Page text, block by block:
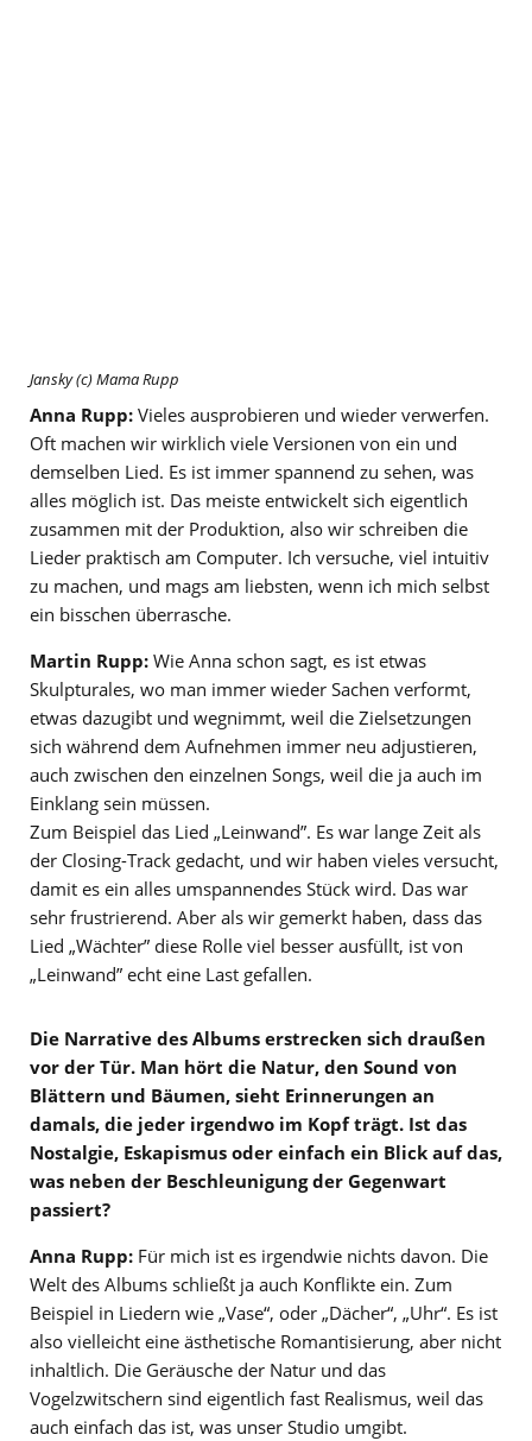
Jansky (c) Mama Rupp
Anna Rupp: Vieles ausprobieren und wieder verwerfen.
Oft machen wir wirklich viele Versionen von ein und
demselben Lied. Es ist immer spannend zu sehen, was
alles möglich ist. Das meiste entwickelt sich eigentlich
zusammen mit der Produktion, also wir schreiben die
Lieder praktisch am Computer. Ich versuche, viel intuitiv
zu machen, und mags am liebsten, wenn ich mich selbst
ein bisschen überrasche.
Martin Rupp: Wie Anna schon sagt, es ist etwas
Skulpturales, wo man immer wieder Sachen verformt,
etwas dazugibt und wegnimmt, weil die Zielsetzungen
sich während dem Aufnehmen immer neu adjustieren,
auch zwischen den einzelnen Songs, weil die ja auch im
Einklang sein müssen.
Zum Beispiel das Lied „Leinwand”. Es war lange Zeit als
der Closing-Track gedacht, und wir haben vieles versucht,
damit es ein alles umspannendes Stück wird. Das war
sehr frustrierend. Aber als wir gemerkt haben, dass das
Lied „Wächter” diese Rolle viel besser ausfüllt, ist von
„Leinwand” echt eine Last gefallen.
Die Narrative des Albums erstrecken sich draußen
vor der Tür. Man hört die Natur, den Sound von
Blättern und Bäumen, sieht Erinnerungen an
damals, die jeder irgendwo im Kopf trägt. Ist das
Nostalgie, Eskapismus oder einfach ein Blick auf das,
was neben der Beschleunigung der Gegenwart
passiert?
Anna Rupp: Für mich ist es irgendwie nichts davon. Die
Welt des Albums schließt ja auch Konflikte ein. Zum
Beispiel in Liedern wie „Vase“, oder „Dächer“, „Uhr“. Es ist
also vielleicht eine ästhetische Romantisierung, aber nicht
inhaltlich. Die Geräusche der Natur und das
Vogelzwitschern sind eigentlich fast Realismus, weil das
auch einfach das ist, was unser Studio umgibt.